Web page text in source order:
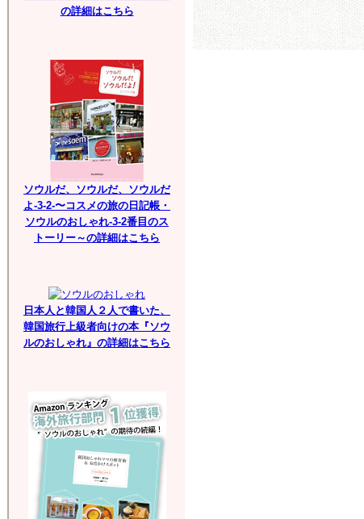
の詳細はこちら
ソウルだ、ソウルだ、ソウルだ
よ-3-2-〜コスメの旅の日記帳・
ソウルのおしゃれ-3-2番目のス
トーリー～の詳細はこちら
日本人と韓国人２人で書いた、
韓国旅行上級者向けの本『ソウ
ルのおしゃれ』の詳細はこちら